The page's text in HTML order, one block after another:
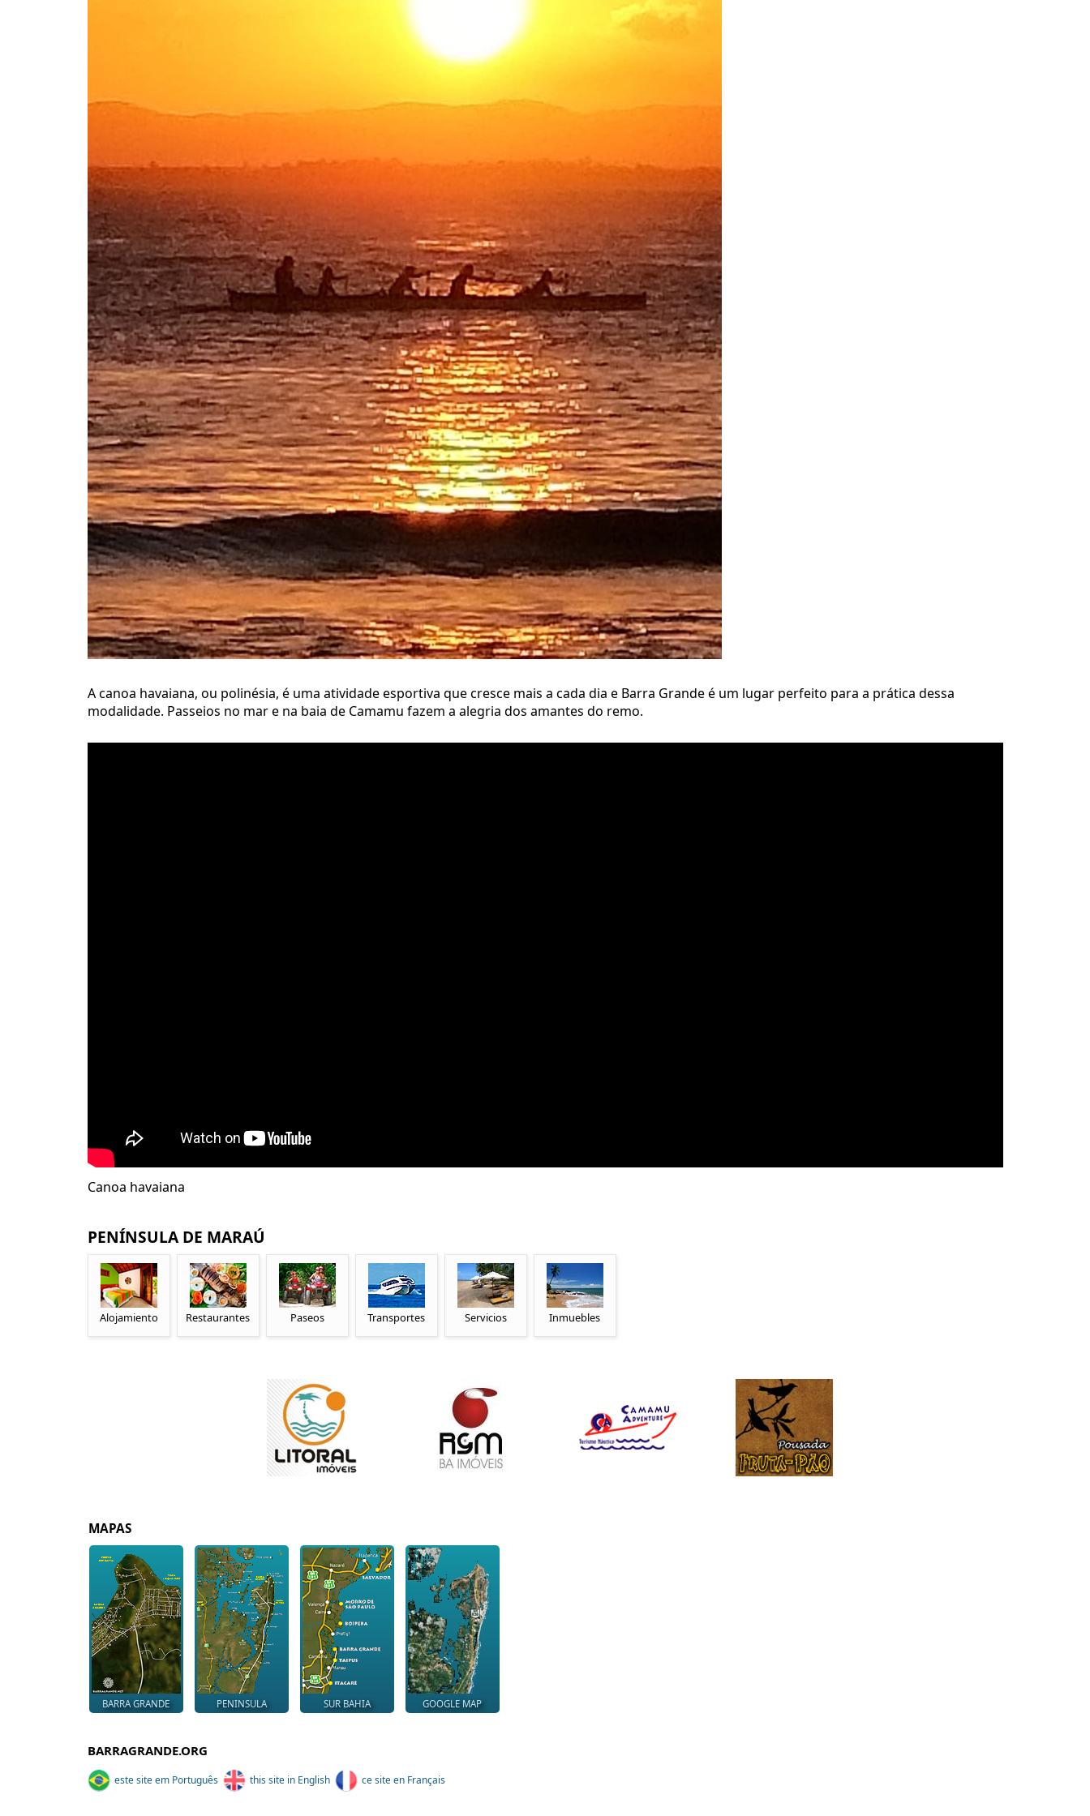
A canoa havaiana, ou polinésia, é uma atividade esportiva que cresce mais a cada dia e Barra Grande é um lugar perfeito para a prática dessa
modalidade. Passeios no mar e na baia de Camamu fazem a alegria dos amantes do remo.
Canoa havaiana
PENÍNSULA DE MARAÚ
Alojamiento Restaurantes Paseos Transportes Servicios Inmuebles
MAPAS
BARRA GRANDE PENINSULA SUR BAHIA GOOGLE MAP
BARRAGRANDE.ORG
este site em Português this site in English ce site en Français